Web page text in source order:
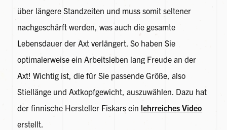
über längere Standzeiten und muss somit seltener
nachgeschärft werden, was auch die gesamte
Lebensdauer der Axt verlängert. So haben Sie
optimalerweise ein Arbeitsleben lang Freude an der
Axt! Wichtig ist, die für Sie passende Größe, also
Stiellänge und Axtkopfgewicht, auszuwählen. Dazu hat
der finnische Hersteller Fiskars ein lehrreiches Video
erstellt.